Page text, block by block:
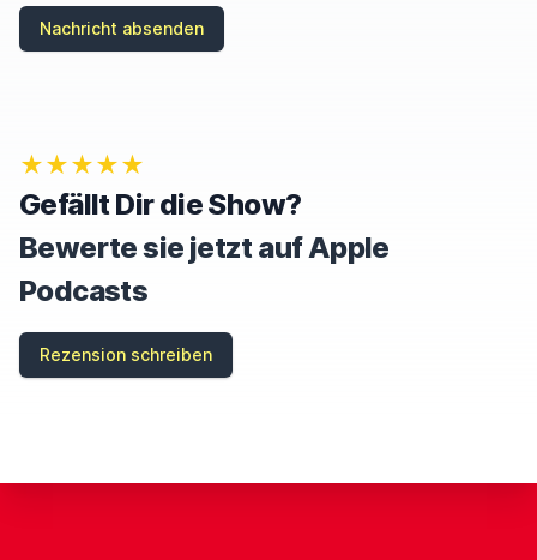
R
E
T
H
I
S
F
E
Nachricht absenden
★★★★★
Gefällt Dir die Show?
Bewerte sie jetzt auf Apple
Podcasts
Rezension schreiben